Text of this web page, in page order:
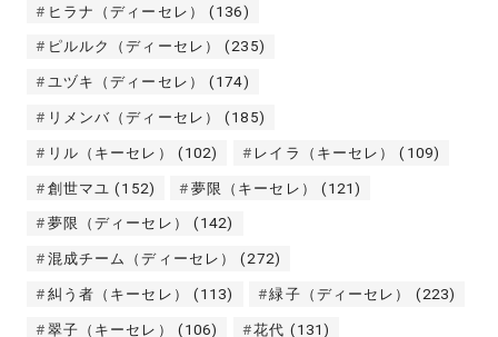
ヒラナ（ディーセレ） (136)
ピルルク（ディーセレ） (235)
ユヅキ（ディーセレ） (174)
リメンバ（ディーセレ） (185)
リル（キーセレ） (102) レイラ（キーセレ） (109)
創世マユ (152) 夢限（キーセレ） (121)
夢限（ディーセレ） (142)
混成チーム（ディーセレ） (272)
糾う者（キーセレ） (113) 緑子（ディーセレ） (223)
翠子（キーセレ） (106) 花代 (131)